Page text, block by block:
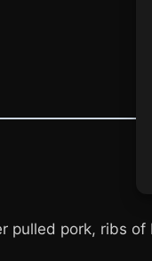
pulled pork, ribs of